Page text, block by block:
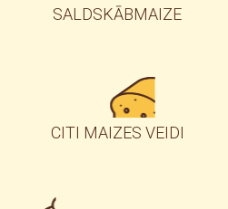
SALDSKĀBMAIZE
CITI MAIZES VEIDI